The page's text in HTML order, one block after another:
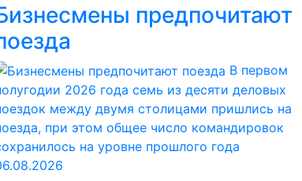
предпочитают
В первом
2026 года семь из десяти деловых
между двумя столицами пришлись на
при этом общее число командировок
на уровне прошлого года